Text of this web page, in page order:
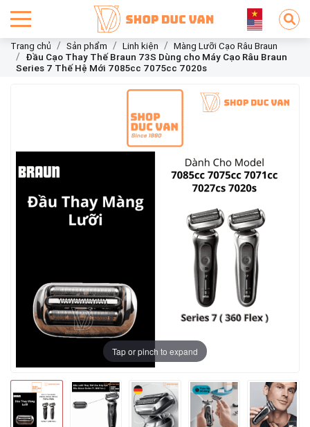
Trang chủ Sản phẩm Linh kiện
Màng Lưỡi Cạo Râu Braun
Đầu Cạo Thay Thế Braun 73S Dùng cho Máy Cạo Râu Braun
Series 7 Thế Hệ Mới 7085cc 7075cc 7020s
Tap or pinch to expand